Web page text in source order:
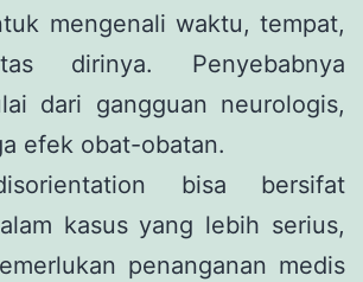
mengenali waktu, tempat,
dirinya. Penyebabnya
dari gangguan neurologis,
efek obat-obatan.
bisa bersifat
kasus yang lebih serius,
penanganan medis